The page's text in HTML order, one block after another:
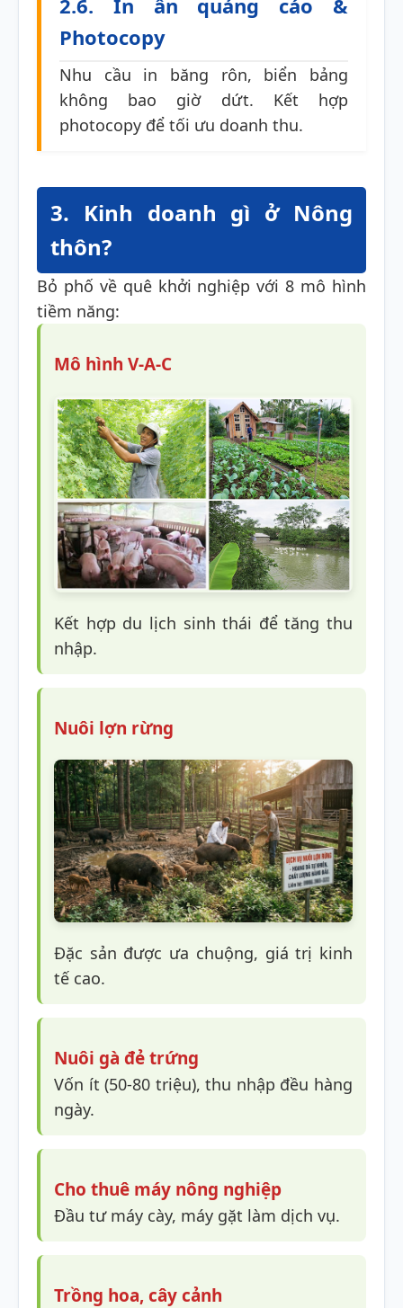
Photocopy
Nhu cầu in băng rôn, biển bảng
không bao giờ dứt. Kết hợp
photocopy để tối ưu doanh thu.
3. Kinh doanh gì ở Nông
thôn?
Bỏ phố về quê khởi nghiệp với 8 mô hình
tiềm năng:
Mô hình V-A-C
Kết hợp du lịch sinh thái để tăng thu
nhập.
Nuôi lợn rừng
Đặc sản được ưa chuộng, giá trị kinh
tế cao.
Nuôi gà đẻ trứng
Vốn ít (50-80 triệu), thu nhập đều hàng
ngày.
Cho thuê máy nông nghiệp
Đầu tư máy cày, máy gặt làm dịch vụ.
Trồng hoa, cây cảnh